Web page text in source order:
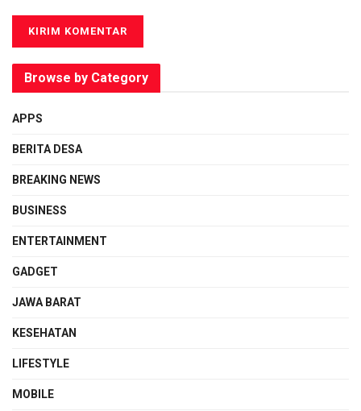
Browse by Category
APPS
BERITA DESA
BREAKING NEWS
BUSINESS
ENTERTAINMENT
GADGET
JAWA BARAT
KESEHATAN
LIFESTYLE
MOBILE